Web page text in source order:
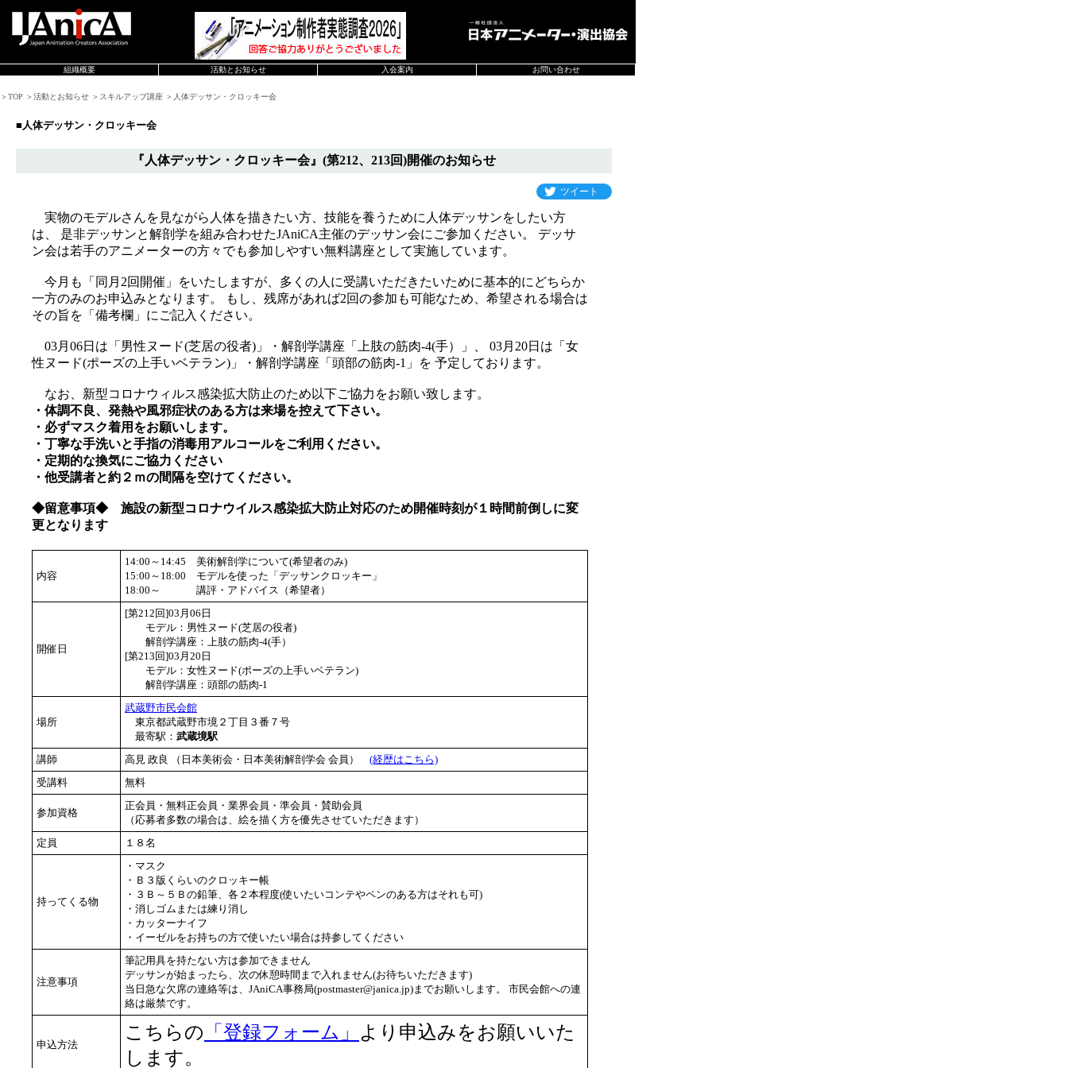
組織概要 活動とお知らせ 入会案内 お問い合わせ
＞TOP ＞活動とお知らせ ＞スキルアップ講座 ＞人体デッサン・クロッキー会
■人体デッサン・クロッキー会
『人体デッサン・クロッキー会』(第212、213回)開催のお知らせ
ツイート
実物のモデルさんを見ながら人体を描きたい方、技能を養うために人体デッサンをしたい方
は、 是非デッサンと解剖学を組み合わせたJAniCA主催のデッサン会にご参加ください。 デッサ
ン会は若手のアニメーターの方々でも参加しやすい無料講座として実施しています。
今月も「同月2回開催」をいたしますが、多くの人に受講いただきたいために基本的にどちらか
一方のみのお申込みとなります。 もし、残席があれば2回の参加も可能なため、希望される場合は
その旨を「備考欄」にご記入ください。
03月06日は「男性ヌード(芝居の役者)」・解剖学講座「上肢の筋肉-4(手）」、 03月20日は「女
性ヌード(ポーズの上手いベテラン)」・解剖学講座「頭部の筋肉-1」を 予定しております。
なお、新型コロナウィルス感染拡大防止のため以下ご協力をお願い致します。
・体調不良、発熱や風邪症状のある方は来場を控えて下さい。
・必ずマスク着用をお願いします。
・丁寧な手洗いと手指の消毒用アルコールをご利用ください。
・定期的な換気にご協力ください
・他受講者と約２ｍの間隔を空けてください。
◆留意事項◆ 施設の新型コロナウイルス感染拡大防止対応のため開催時刻が１時間前倒しに変
更となります
内容
14:00～14:45
15:00～18:00
18:00～
美術解剖学について(希望者のみ)
モデルを使った「デッサンクロッキー」
講評・アドバイス（希望者）
開催日
[第212回]03月06日
モデル：男性ヌード(芝居の役者)
解剖学講座：上肢の筋肉-4(手）
[第213回]03月20日
モデル：女性ヌード(ポーズの上手いベテラン)
解剖学講座：頭部の筋肉-1
場所
武蔵野市民会館
東京都武蔵野市境２丁目３番７号
最寄駅： 武蔵境駅
講師
高見 政良 （日本美術会・日本美術解剖学会 会員） (経歴はこちら)
受講料
無料
参加資格
正会員・無料正会員・業界会員・準会員・賛助会員
（応募者多数の場合は、絵を描く方を優先させていただきます）
定員
１８名
持ってくる物
・マスク
・Ｂ３版くらいのクロッキー帳
・３Ｂ～５Ｂの鉛筆、各２本程度(使いたいコンテやペンのある方はそれも可)
・消しゴムまたは練り消し
・カッターナイフ
・イーゼルをお持ちの方で使いたい場合は持参してください
注意事項
筆記用具を持たない方は参加できません
デッサンが始まったら、次の休憩時間まで入れません(お待ちいただきます)
当日急な欠席の連絡等は、JAniCA事務局(postmaster@janica.jp)までお願いします。 市民会館への連
絡は厳禁です。
申込方法
こちらの 「登録フォーム」
より申込みをお願いいた
します。